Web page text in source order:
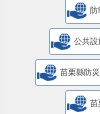
公共設
苗栗縣防
苗